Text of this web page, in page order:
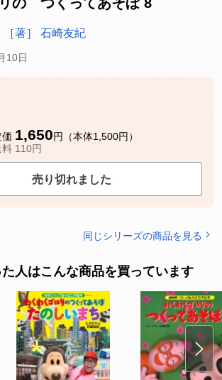
［著］ 石崎友紀
10日
価 1,650円（本体1,500円）
料 110円
売り切れました
同じシリーズの商品を見る
人はこんな商品を買っています